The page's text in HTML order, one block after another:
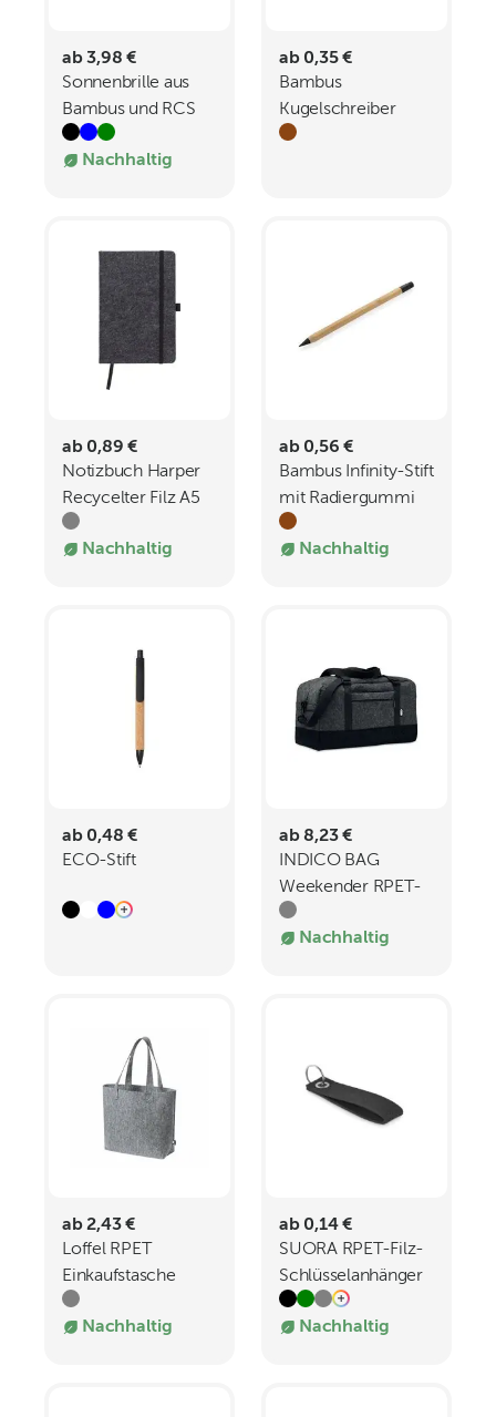
ab 3,98 €
Sonnenbrille aus
Bambus und RCS
recyceltem
Kunststoff
Nachhaltig
ab 0,35 €
Bambus
Kugelschreiber
Brentwood
ab 0,89 €
Notizbuch Harper
Recycelter Filz A5
Liniert
Nachhaltig
ab 0,56 €
Bambus Infinity-Stift
mit Radiergummi
Nachhaltig
ab 0,48 €
ECO-Stift
ab 8,23 €
INDICO BAG
Weekender RPET-
Filz
Nachhaltig
ab 2,43 €
Loffel RPET
Einkaufstasche
Nachhaltig
ab 0,14 €
SUORA RPET-Filz-
Schlüsselanhänger
Nachhaltig